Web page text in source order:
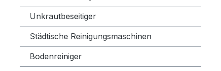
Unkrautbeseitiger
Städtische Reinigungsmaschinen
Bodenreiniger